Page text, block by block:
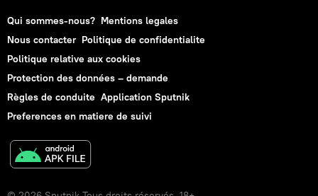
Qui sommes-nous? Mentions legales
Nous contacter Politique de confidentialite
Politique relative aux cookies
Protection des données – demande
Règles de conduite Application Sputnik
Preferences en matiere de suivi